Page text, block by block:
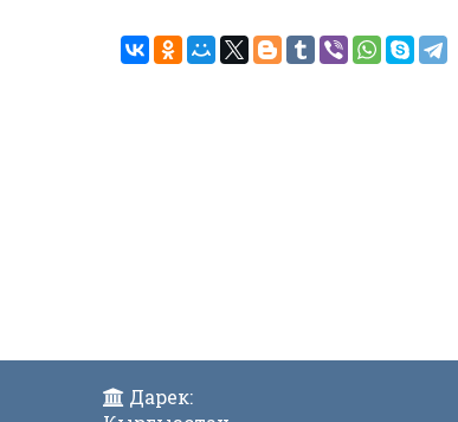
Дарек: